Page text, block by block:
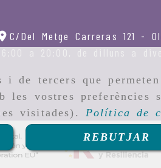
de tercers que
les vostres
visitades). Política de
REBUTJAR
C/Del Metge Carreras 121 -